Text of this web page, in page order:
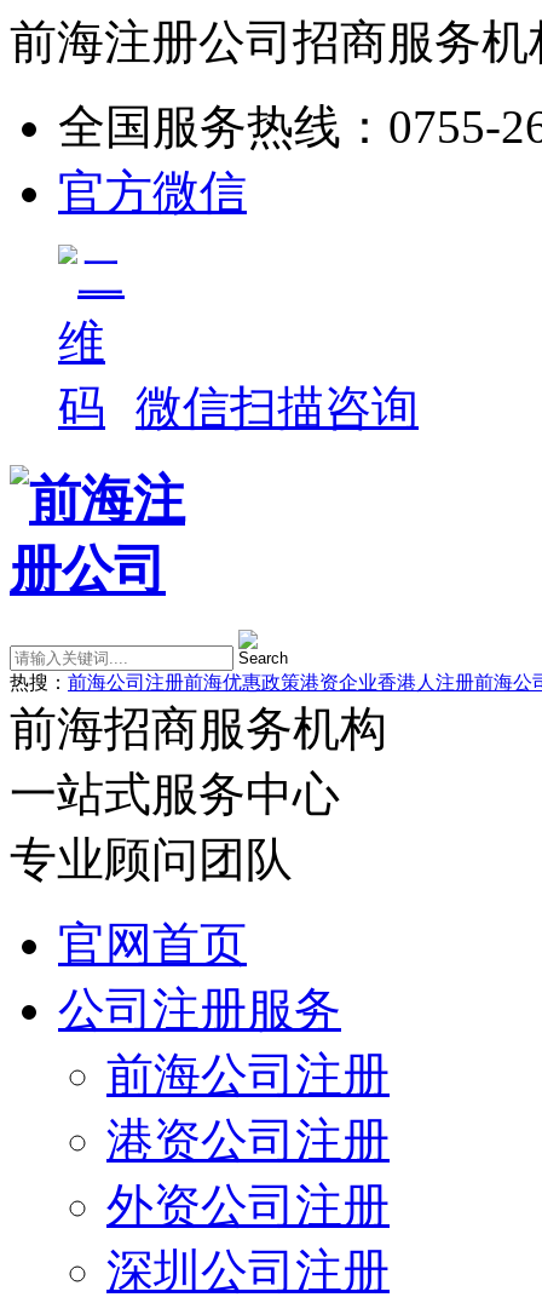
前海注册公司招商服务
全国服务热线： 0755-
官方微信
微信扫描咨询
热搜： 前海公司注册前海优惠政策港资企业香港人注册前海公
前海招商服务机构
一站式服务中心
专业顾问团队
官网首页
公司注册服务
前海公司注册
港资公司注册
外资公司注册
深圳公司注册